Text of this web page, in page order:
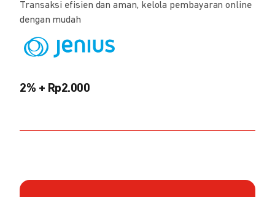
Transaksi efisien dan aman, kelola pembayaran online
dengan mudah
2% + Rp2.000